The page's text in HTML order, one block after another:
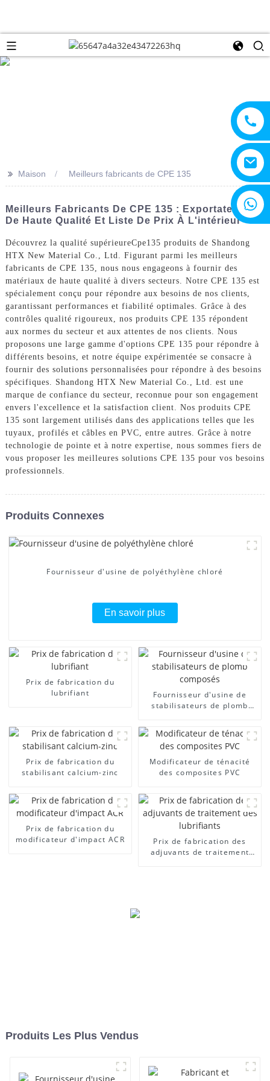
>> Maison Meilleurs fabricants de CPE 135
Meilleurs Fabricants De CPE 135 : Exportateurs
De Haute Qualité Et Liste De Prix À L'intérieur
Découvrez la qualité supérieureCpe135 produits de Shandong
HTX New Material Co., Ltd. Figurant parmi les meilleurs
fabricants de CPE 135, nous nous engageons à fournir des
matériaux de haute qualité à divers secteurs. Notre CPE 135 est
spécialement conçu pour répondre aux besoins de nos clients,
garantissant performances et fiabilité optimales. Grâce à des
contrôles qualité rigoureux, nos produits CPE 135 répondent
aux normes du secteur et aux attentes de nos clients. Nous
proposons une large gamme d'options CPE 135 pour répondre à
différents besoins, et notre équipe expérimentée se consacre à
fournir des solutions personnalisées pour répondre à des besoins
spécifiques. Shandong HTX New Material Co., Ltd. est une
marque de confiance du secteur, reconnue pour son engagement
envers l'excellence et la satisfaction client. Nos produits CPE
135 sont largement utilisés dans des applications telles que les
tuyaux, profilés et câbles en PVC, entre autres. Grâce à notre
technologie de pointe et à notre expertise, nous sommes fiers de
vous proposer les meilleures solutions CPE 135 pour vos besoins
professionnels.
Produits Connexes
Fournisseur d'usine de polyéthylène chloré
En savoir plus
Prix ​​de fabrication du
lubrifiant
Fournisseur d'usine de
stabilisateurs de plomb
Prix ​​de fabrication du
stabilisant calcium-zinc
Modificateur de ténacité
des composites PVC
Prix ​​de fabrication du
modificateur d'impact ACR
Prix ​​de fabrication des
adjuvants de traitement
Produits Les Plus Vendus